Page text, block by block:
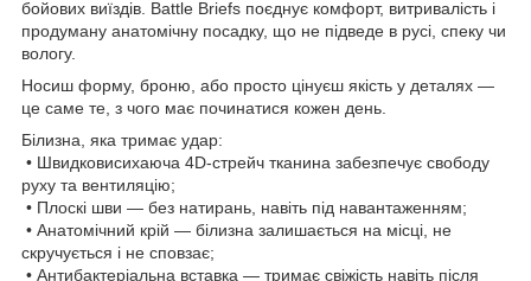
бойових виїздів. Battle Briefs поєднує комфорт, витривалість і
продуману анатомічну посадку, що не підведе в русі, спеку чи
вологу.
Носиш форму, броню, або просто цінуєш якість у деталях —
це саме те, з чого має починатися кожен день.
Білизна, яка тримає удар:
• Швидковисихаюча 4D-стрейч тканина забезпечує свободу
руху та вентиляцію;
• Плоскі шви — без натирань, навіть під навантаженням;
• Анатомічний крій — білизна залишається на місці, не
скручується і не сповзає;
• Антибактеріальна вставка — тримає свіжість навіть після